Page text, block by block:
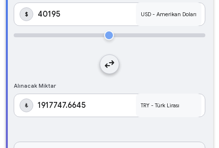
$
swap_horiz
Alınacak Miktar
₺